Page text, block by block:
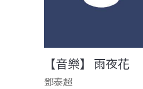
【音樂】 雨夜花
鄧泰超